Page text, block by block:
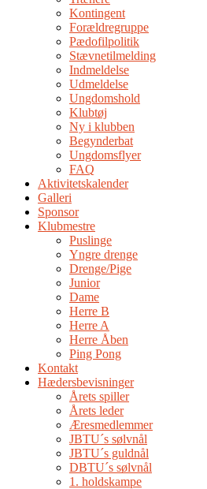
Kontingent
Forældregruppe
Pædofilpolitik
Stævnetilmelding
Indmeldelse
Udmeldelse
Ungdomshold
Klubtøj
Ny i klubben
Begynderbat
Ungdomsflyer
FAQ
Aktivitetskalender
Galleri
Sponsor
Klubmestre
Puslinge
Yngre drenge
Drenge/Pige
Junior
Dame
Herre B
Herre A
Herre Åben
Ping Pong
Kontakt
Hædersbevisninger
Årets spiller
Årets leder
Æresmedlemmer
JBTU´s sølvnål
JBTU´s guldnål
DBTU´s sølvnål
1. holdskampe